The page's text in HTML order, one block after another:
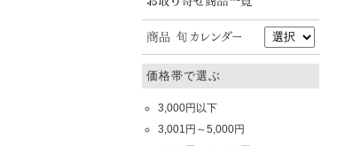
価格帯で選ぶ
3,000円以下
3,001円～5,000円